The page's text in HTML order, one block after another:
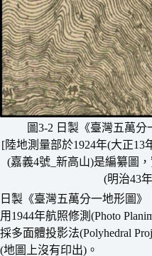
圖3-2 日製《臺灣五萬
[陸地測量部於1924年(大正13
(嘉義4號_新高山)是編纂圖
(明治43
日製《臺灣五萬分一地形圖
用1944年航照修測(Photo
採多面體投影法(Polyhedral
(地圖上沒有印出)。